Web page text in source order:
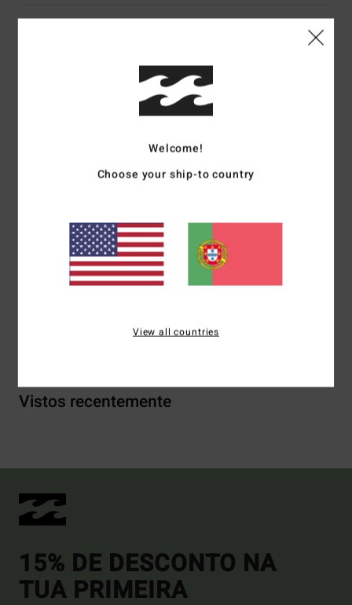
Short Sleeves Shirt Laranja Mulher
Código de Cor
Algodão
Mangas:Mangas curtas
Fecho:Fecho com botões
Materiais100% algodão
Envio& Devoluciones
Vistos recentemente
15% DE DESCONTO NA
TUA PRIMEIRA
Welcome!
Choose your ship-to country
View all countries